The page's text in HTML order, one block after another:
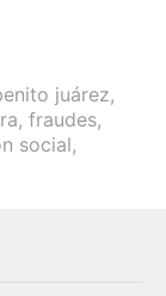
juárez,
, fraudes,
social,